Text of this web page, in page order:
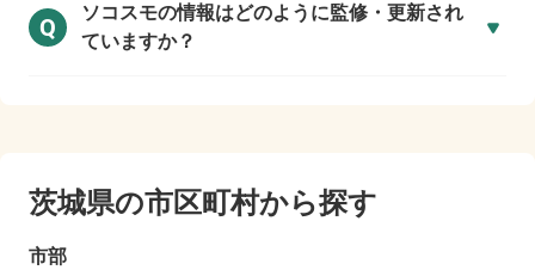
Q
ソコスモの情報はどのように監修・更新され
ていますか？
茨城県の市区町村から探す
市部